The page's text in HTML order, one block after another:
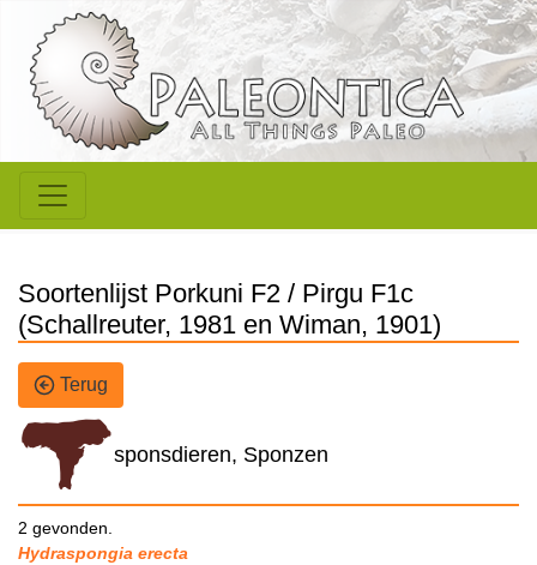
Soortenlijst Porkuni F2 / Pirgu F1c
(Schallreuter, 1981 en Wiman, 1901)
Terug
sponsdieren, Sponzen
2 gevonden.
Hydraspongia erecta